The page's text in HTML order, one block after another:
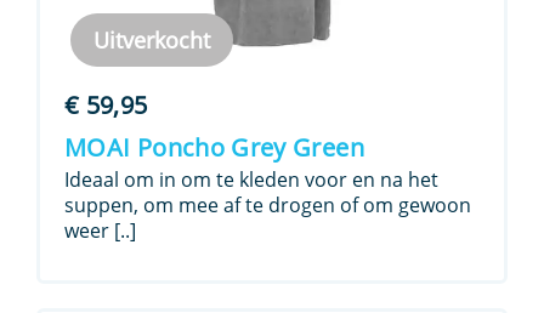
Uitverkocht
€59,95
MOAI Poncho Grey Green
Ideaal om in om te kleden voor en na het
suppen, om mee af te drogen of om gewoon
weer [..]